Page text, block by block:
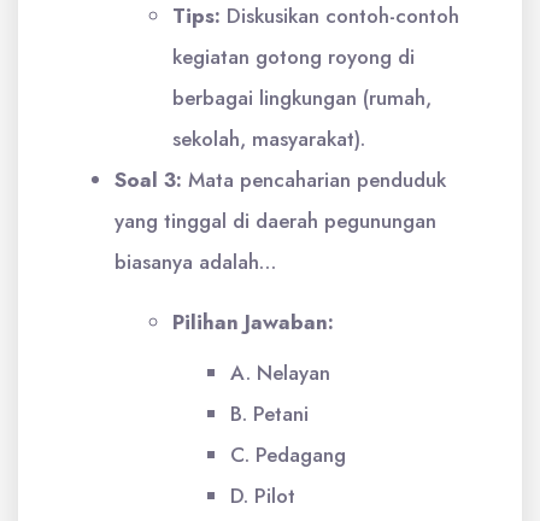
Tips: Diskusikan contoh-contoh
kegiatan gotong royong di
berbagai lingkungan (rumah,
sekolah, masyarakat).
Soal 3: Mata pencaharian penduduk
yang tinggal di daerah pegunungan
biasanya adalah…
Pilihan Jawaban:
A. Nelayan
B. Petani
C. Pedagang
D. Pilot